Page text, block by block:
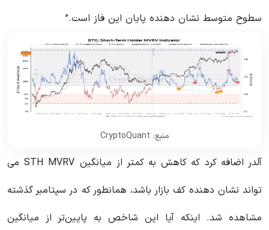
سطوح متوسط ​​نشان دهنده پایان این فاز است.”
منبع: CryptoQuant
آلدر اضافه کرد که کاهش به کمتر از میانگین STH MVRV می
تواند نشان دهنده کف بازار باشد، همانطور که در سپتامبر گذشته
مشاهده شد. اینکه آیا این شاخص به پایین‌تر از میانگین